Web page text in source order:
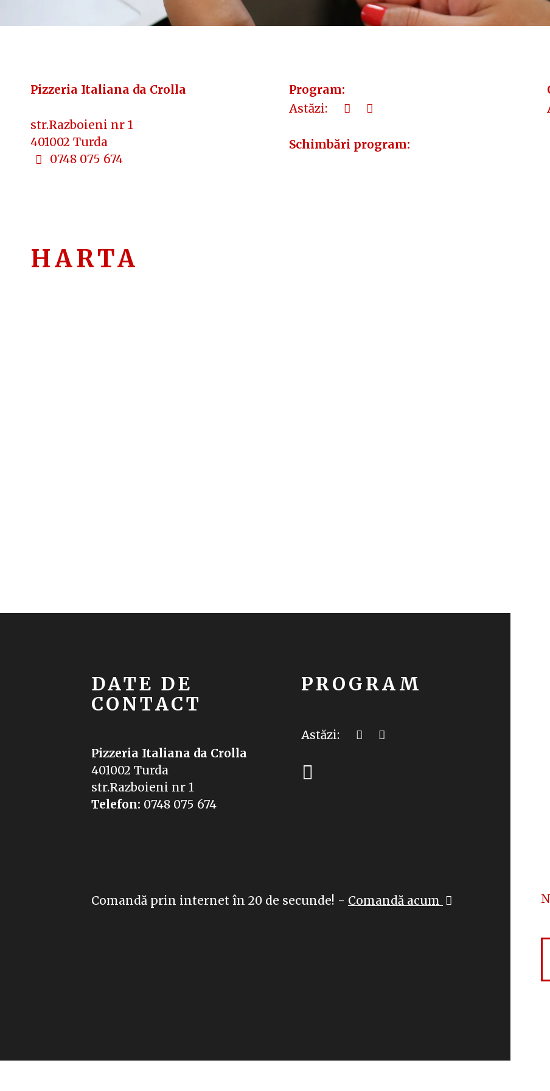
Pizzeria Italiana da Crolla
str.Razboieni nr 1
401002 Turda
0748 075 674
Program:
Astăzi:
Schimbări program:
HARTA
DATE DE
CONTACT
Pizzeria Italiana da Crolla
401002 Turda
str.Razboieni nr 1
Telefon: 0748 075 674
PROGRAM
Astăzi:
Comandă prin internet în 20 de secunde! - Comandă acum